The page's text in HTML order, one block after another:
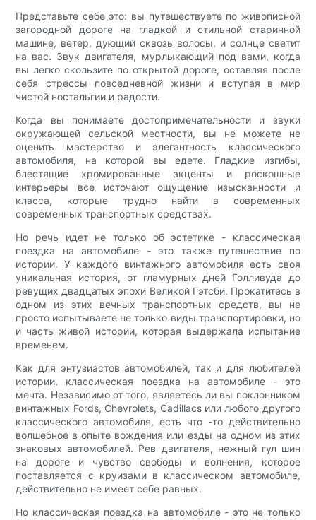
Представьте себе это: вы путешествуете по живописной
загородной дороге на гладкой и стильной старинной
машине, ветер, дующий сквозь волосы, и солнце светит
на вас. Звук двигателя, мурлыкающий под вами, когда
вы легко скользите по открытой дороге, оставляя после
себя стрессы повседневной жизни и вступая в мир
чистой ностальгии и радости.
Когда вы понимаете достопримечательности и звуки
окружающей сельской местности, вы не можете не
оценить мастерство и элегантность классического
автомобиля, на которой вы едете. Гладкие изгибы,
блестящие хромированные акценты и роскошные
интерьеры все источают ощущение изысканности и
класса, которые трудно найти в современных
современных транспортных средствах.
Но речь идет не только об эстетике - классическая
поездка на автомобиле - это также путешествие по
истории. У каждого винтажного автомобиля есть своя
уникальная история, от гламурных дней Голливуда до
ревущих двадцатых эпохи Великой Гэтсби. Прокатитесь в
одном из этих вечных транспортных средств, вы не
просто испытываете не только виды транспортировки, но
и часть живой истории, которая выдержала испытание
временем.
Как для энтузиастов автомобилей, так и для любителей
истории, классическая поездка на автомобиле - это
мечта. Независимо от того, являетесь ли вы поклонником
винтажных Fords, Chevrolets, Cadillacs или любого другого
классического автомобиля, есть что -то действительно
волшебное в опыте вождения или езды на одном из этих
знаковых автомобилей. Рев двигателя, нежный гул шин
на дороге и чувство свободы и волнения, которое
поставляется с круизами в классическом автомобиле,
действительно не имеет себе равных.
Но классическая поездка на автомобиле - это не только